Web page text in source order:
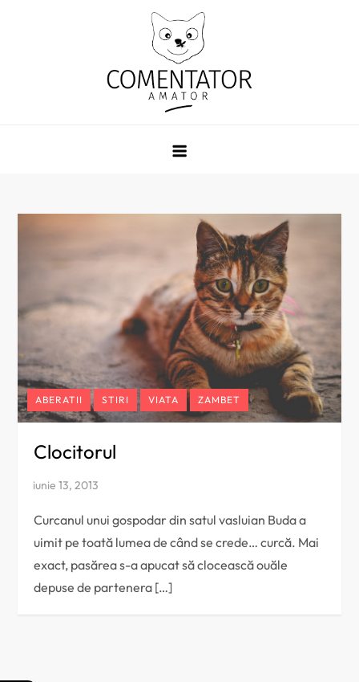
ABERATII STIRI VIATA ZAMBET
Clocitorul
Curcanul unui gospodar din satul vasluian Buda a
uimit pe toată lumea de când se crede… curcă. Mai
exact, pasărea s-a apucat să clocească ouăle
depuse de partenera […]